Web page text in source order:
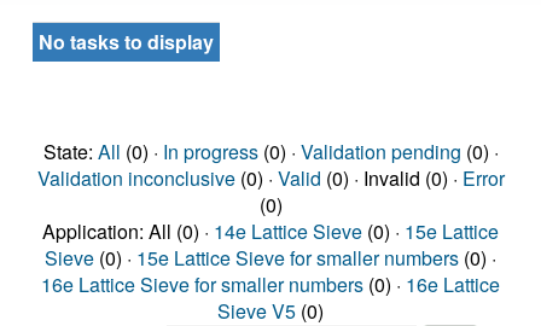
No tasks to display
State: All (0) · In progress(0) · Validation pending (0) ·
Validation inconclusive(0) · Valid (0) · Invalid (0) · Error
(0)
Application: All (0) · 14e Lattice Sieve (0) · 15e Lattice
Sieve (0) · 15e Lattice Sieve for smaller numbers (0) ·
16e Lattice Sieve for smaller numbers (0) · 16e Lattice
Sieve V5 (0)